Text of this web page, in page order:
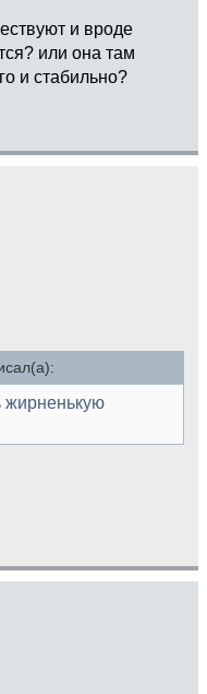
и вроде
или она там
и стабильно?
жирненькую